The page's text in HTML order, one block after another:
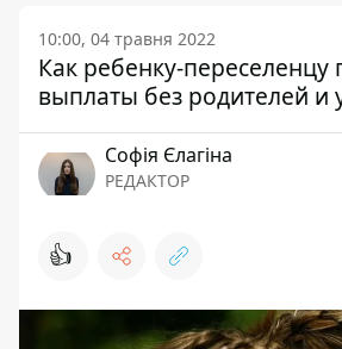
10:00, 04 травня 2022
Как ребенку-переселенцу
выплаты без родителей и
Софія Єлагіна
РЕДАКТОР
👍